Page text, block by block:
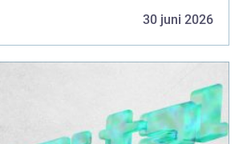
30 juni 2026